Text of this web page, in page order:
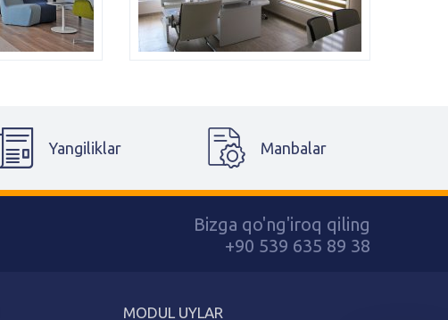
Yangiliklar Manbalar
Bizga qo'ng'iroq qiling
+90 539 635 89 38
MODUL UYLAR